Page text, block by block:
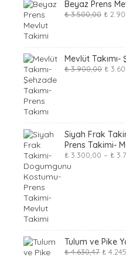
Beyaz Prens
₺3.500,00 ₺
Mevlüt Takımı-
₺3.900,00 ₺
Siyah Frak
Prens Takimi-
₺ 3.300,00 – ₺
Tulum ve Pike
₺4.630,47 ₺